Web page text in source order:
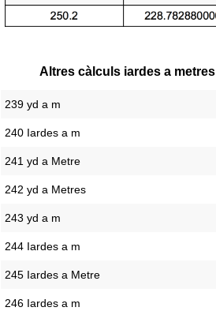
Altres càlculs iardes a metres
239 yd a m
240 Iardes a m
241 yd a Metre
242 yd a Metres
243 yd a m
244 Iardes a m
245 Iardes a Metre
246 Iardes a m